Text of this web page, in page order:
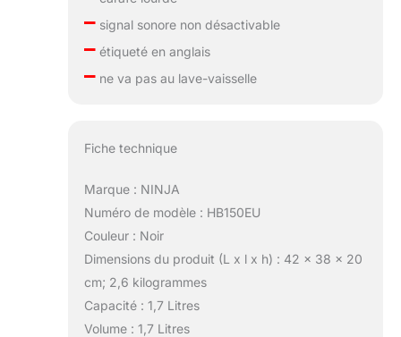
–signal sonore non désactivable
–étiqueté en anglais
–ne va pas au lave-vaisselle
Fiche technique
Marque : NINJA
Numéro de modèle : HB150EU
Couleur : Noir
Dimensions du produit (L x l x h) : 42 x 38 x 20
cm; 2,6 kilogrammes
Capacité : 1,7 Litres
Volume : 1,7 Litres